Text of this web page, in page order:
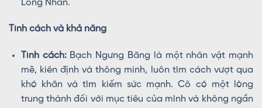
Long Nhân.
Tính cách và khả năng
Tính cách:Bạch Ngưng Băng là một nhân vật mạnh
mẽ, kiên định và thông minh, luôn tìm cách vượt qua
khó khăn và tìm kiếm sức mạnh. Cô có một lòng
trung thành đối với mục tiêu của mình và không ngần